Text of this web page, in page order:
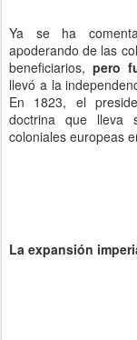
Ya se ha
apoderando de las
beneficiarios, pero
llevó a la
En 1823, el
doctrina que lleva
coloniales europeas
La expansión